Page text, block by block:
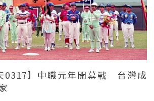
0317】中職元年開幕戰 台灣成